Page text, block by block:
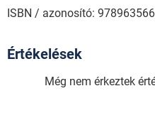
ISBN / azonosító:
Értékelések
Még nem érkeztek